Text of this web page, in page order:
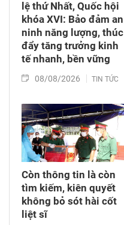
lệ thứ Nhất, Quốc hội
khóa XVI: Bảo đảm an
ninh năng lượng, thúc
đẩy tăng trưởng kinh
tế nhanh, bền vững
08/08/2026 TIN TỨC
Còn thông tin là còn
tìm kiếm, kiên quyết
không bỏ sót hài cốt
liệt sĩ